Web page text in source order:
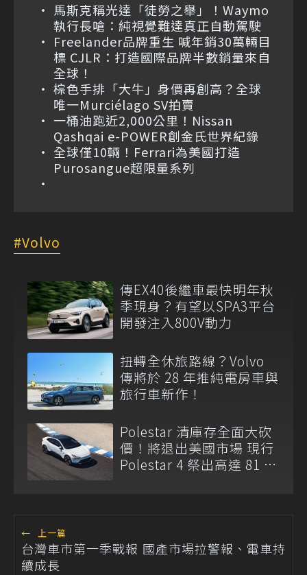
馬斯克稱光達「徒勞之舉」！Waymo
執行長嗆：純視覺難達真正自動駕駛
Freelander品牌重生 喊年銷30萬輛目
標 CJLR：打造國際品牌半數銷量來自
全球！
棕色手排「大牛」身價再創高？全球
唯一Murciélago SV拍賣
一桶油跑近2,000公里！Nissan
Qashqai e-POWER創金氏世界紀錄
全球僅10輛！Ferrari為美國打造
Purosangue超限量系列
Volvo
傳EX40後繼車最快明年秋
季現身？有望以SPA3平台
開發注入800V動力
扭轉全休旅路線？Volvo
傳將於 28 年推純電房車與
旅行車新作！
Polestar 清庫存全面大砍
價！將退出美國市場 現行
Polestar 4 祭出高達 81 萬
← 上一篇
台灣車市第一季戰報 國產市場拉警報、電車持
續成長